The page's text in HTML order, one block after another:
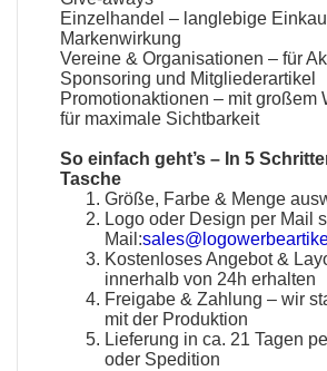
Einzelhandel – langlebige
Markenwirkung
Vereine & Organisationen – für
Sponsoring und Mitgliederartikel
Promotionaktionen – mit großem
für maximale Sichtbarkeit
So einfach geht’s – In 5
Tasche
Größe, Farbe & Menge
Logo oder Design per Mail
Mail:
Kostenloses Angebot &
innerhalb von 24h erhalten
Freigabe & Zahlung – wir
mit der Produktion
Lieferung in ca. 21 Tagen
oder Spedition